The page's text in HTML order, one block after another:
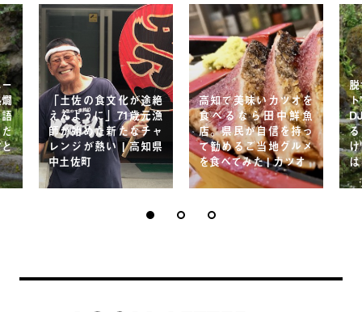
「土佐の食文化が途絶
えんように」71歳元漁
師が始めた新たなチャ
レンジが熱い | 高知県
中土佐町
高知で美味いカツオを
食べるなら田中鮮魚
店。県民が自信を持っ
て勧めるご当地グルメ
を食べてみた | カツオ